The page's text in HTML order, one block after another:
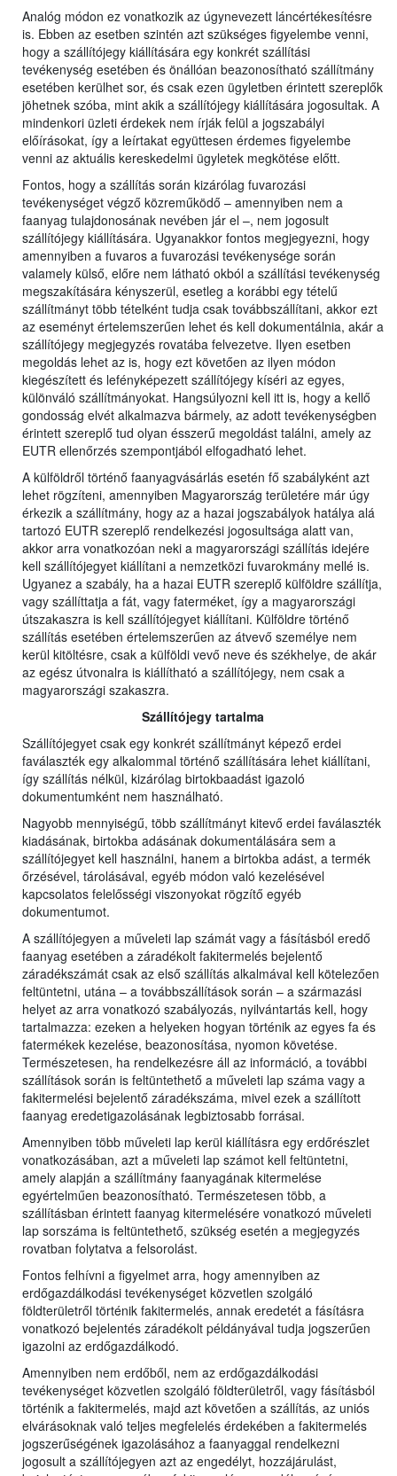
Analóg módon ez vonatkozik az úgynevezett láncértékesítésre
is. Ebben az esetben szintén azt szükséges figyelembe venni,
hogy a szállítójegy kiállítására egy konkrét szállítási
tevékenység esetében és önállóan beazonosítható szállítmány
esetében kerülhet sor, és csak ezen ügyletben érintett szereplők
jöhetnek szóba, mint akik a szállítójegy kiállítására jogosultak. A
mindenkori üzleti érdekek nem írják felül a jogszabályi
előírásokat, így a leírtakat együttesen érdemes figyelembe
venni az aktuális kereskedelmi ügyletek megkötése előtt.
Fontos, hogy a szállítás során kizárólag fuvarozási
tevékenységet végző közreműködő – amennyiben nem a
faanyag tulajdonosának nevében jár el –, nem jogosult
szállítójegy kiállítására. Ugyanakkor fontos megjegyezni, hogy
amennyiben a fuvaros a fuvarozási tevékenysége során
valamely külső, előre nem látható okból a szállítási tevékenység
megszakítására kényszerül, esetleg a korábbi egy tételű
szállítmányt több tételként tudja csak továbbszállítani, akkor ezt
az eseményt értelemszerűen lehet és kell dokumentálnia, akár a
szállítójegy megjegyzés rovatába felvezetve. Ilyen esetben
megoldás lehet az is, hogy ezt követően az ilyen módon
kiegészített és lefényképezett szállítójegy kíséri az egyes,
különváló szállítmányokat. Hangsúlyozni kell itt is, hogy a kellő
gondosság elvét alkalmazva bármely, az adott tevékenységben
érintett szereplő tud olyan ésszerű megoldást találni, amely az
EUTR ellenőrzés szempontjából elfogadható lehet.
A külföldről történő faanyagvásárlás esetén fő szabályként azt
lehet rögzíteni, amennyiben Magyarország területére már úgy
érkezik a szállítmány, hogy az a hazai jogszabályok hatálya alá
tartozó EUTR szereplő rendelkezési jogosultsága alatt van,
akkor arra vonatkozóan neki a magyarországi szállítás idejére
kell szállítójegyet kiállítani a nemzetközi fuvarokmány mellé is.
Ugyanez a szabály, ha a hazai EUTR szereplő külföldre szállítja,
vagy szállíttatja a fát, vagy faterméket, így a magyarországi
útszakaszra is kell szállítójegyet kiállítani. Külföldre történő
szállítás esetében értelemszerűen az átvevő személye nem
kerül kitöltésre, csak a külföldi vevő neve és székhelye, de akár
az egész útvonalra is kiállítható a szállítójegy, nem csak a
magyarországi szakaszra.
Szállítójegy tartalma
Szállítójegyet csak egy konkrét szállítmányt képező erdei
faválaszték egy alkalommal történő szállítására lehet kiállítani,
így szállítás nélkül, kizárólag birtokbaadást igazoló
dokumentumként nem használható.
Nagyobb mennyiségű, több szállítmányt kitevő erdei faválaszték
kiadásának, birtokba adásának dokumentálására sem a
szállítójegyet kell használni, hanem a birtokba adást, a termék
őrzésével, tárolásával, egyéb módon való kezelésével
kapcsolatos felelősségi viszonyokat rögzítő egyéb
dokumentumot.
A szállítójegyen a műveleti lap számát vagy a fásításból eredő
faanyag esetében a záradékolt fakitermelés bejelentő
záradékszámát csak az első szállítás alkalmával kell kötelezően
feltüntetni, utána – a továbbszállítások során – a származási
helyet az arra vonatkozó szabályozás, nyilvántartás kell, hogy
tartalmazza: ezeken a helyeken hogyan történik az egyes fa és
fatermékek kezelése, beazonosítása, nyomon követése.
Természetesen, ha rendelkezésre áll az információ, a további
szállítások során is feltüntethető a műveleti lap száma vagy a
fakitermelési bejelentő záradékszáma, mivel ezek a szállított
faanyag eredetigazolásának legbiztosabb forrásai.
Amennyiben több műveleti lap kerül kiállításra egy erdőrészlet
vonatkozásában, azt a műveleti lap számot kell feltüntetni,
amely alapján a szállítmány faanyagának kitermelése
egyértelműen beazonosítható. Természetesen több, a
szállításban érintett faanyag kitermelésére vonatkozó műveleti
lap sorszáma is feltüntethető, szükség esetén a megjegyzés
rovatban folytatva a felsorolást.
Fontos felhívni a figyelmet arra, hogy amennyiben az
erdőgazdálkodási tevékenységet közvetlen szolgáló
földterületről történik fakitermelés, annak eredetét a fásításra
vonatkozó bejelentés záradékolt példányával tudja jogszerűen
igazolni az erdőgazdálkodó.
Amennyiben nem erdőből, nem az erdőgazdálkodási
tevékenységet közvetlen szolgáló földterületről, vagy fásításból
történik a fakitermelés, majd azt követően a szállítás, az uniós
elvárásoknak való teljes megfelelés érdekében a fakitermelés
jogszerűségének igazolásához a faanyaggal rendelkezni
jogosult a szállítójegyen azt az engedélyt, hozzájárulást,